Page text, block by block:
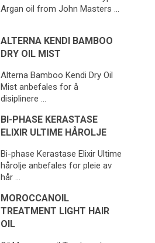
Argan oil from John Masters …
ALTERNA KENDI BAMBOO
DRY OIL MIST
Alterna Bamboo Kendi Dry Oil
Mist anbefales for å
disiplinere …
BI-PHASE KERASTASE
ELIXIR ULTIME HÅROLJE
Bi-phase Kerastase Elixir Ultime
hårolje anbefales for pleie av
hår …
MOROCCANOIL
TREATMENT LIGHT HAIR
OIL